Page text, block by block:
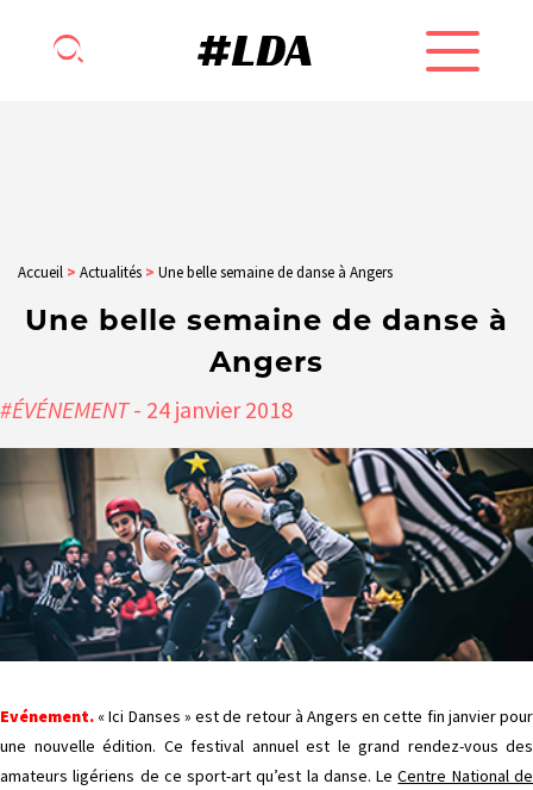
Accueil > Actualités > Une belle semaine de danse à Angers
Une belle semaine de danse à
Angers
#ÉVÉNEMENT- 24 janvier2018
Evénement. « Ici Danses » est de retour à Angers en cette fin janvier pour
une nouvelle édition. Ce festival annuel est le grand rendez-vous des
amateurs ligériens de ce sport-art qu’est la danse. LeCentre National de